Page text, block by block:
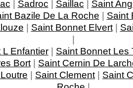
| Sadroc | Saillac | Saint
Bazile De La Roche | Saint
| Saint Bonnet Elvert|
|
Enfantier | Saint Bonnet Les
Bort | Saint Cernin De
| Saint Clement | Saint